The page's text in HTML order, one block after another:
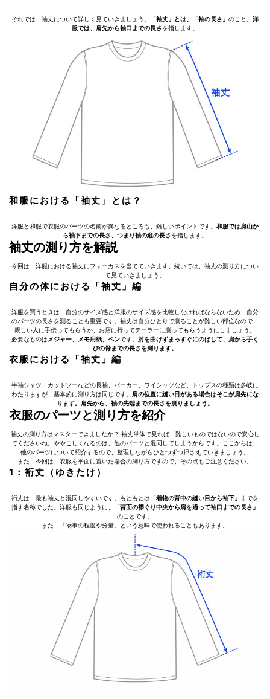
それでは、袖丈について詳しく見ていきましょう。 「袖丈」とは、「袖の長さ」 のこと。 洋
服では、肩先から袖口までの長さを指します。
和服における「袖丈」とは？
洋服と和服で衣服のパーツの名前が異なるところも、難しいポイントです。 和服では肩山か
ら袖下までの長さ、つまり袖の縦の長さを指します。
袖丈の測り方を解説
今回は、洋服における袖丈にフォーカスを当てていきます。続いては、袖丈の測り方につい
て見ていきましょう。
自分の体における「袖丈」編
洋服を買うときは、自分のサイズ感と洋服のサイズ感を比較しなければならないため、自分
のパーツの長さを測ることも重要です。袖丈は自分ひとりで測ることが難しい部位なので、
親しい人に手伝ってもらうか、お店に行ってテーラーに測ってもらうようにしましょう。
必要なものは メジャー、メモ用紙、ペンです。
肘を曲げずまっすぐにのばして、肩から手く
びの骨までの長さを測ります。
衣服における「袖丈」編
半袖シャツ、カットソーなどの長袖、パーカー、ワイシャツなど、トップスの種類は多岐に
わたりますが、基本的に測り方は同じです。 肩の位置に縫い目がある場合はそこが肩先にな
ります。肩先から、袖の先端までの長さを測りましょう。
衣服のパーツと測り方を紹介
袖丈の測り方はマスターできましたか？ 袖丈単体で見れば、難しいものではないので安心し
てくださいね。ややこしくなるのは、他のパーツと混同してしまうからです。ここからは、
他のパーツについて紹介するので、整理しながらひとつずつ押さえていきましょう。
また、今回は、衣服を平面に置いた場合の測り方ですので、その点もご注意ください。
1：裄丈（ゆきたけ）
裄丈は、最も袖丈と混同しやすいです。もともとは 「着物の背中の縫い目から袖下」
までを
指す名称でした。洋服も同じように、
「背面の襟ぐり中央から肩を通って袖口までの長さ」
のことです。
また、「物事の程度や分量」という意味で使われることもあります。